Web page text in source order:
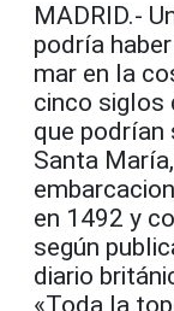
MADRID.-
podría
mar en la
cinco siglos
que
Santa
en 1492 y
según
diario